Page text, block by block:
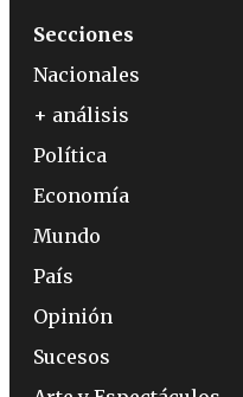
Secciones
Nacionales
+ análisis
Política
Economía
Mundo
País
Opinión
Sucesos